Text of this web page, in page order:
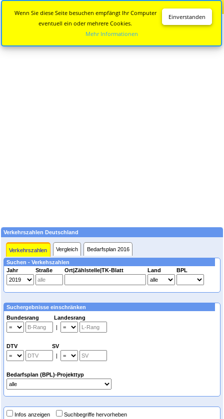
Verkehrszahlen Deutschland
Verkehrszahlen Vergleich Bedarfsplan 2016
Suchen - Verkehszahlen
Jahr
Straße Ort|Zählstelle|TK-Blatt Land BPL
Suchergebnisse einschränken
Bundesrang Landesrang
|
DTV SV
|
Bedarfsplan (BPL)-Projekttyp
Infos anzeigen Suchbegriffe hervorheben
Einverstanden
Wenn Sie diese Seite besuchen empfängt Ihr Computer
eventuell ein oder mehrere Cookies.
Mehr Informationen